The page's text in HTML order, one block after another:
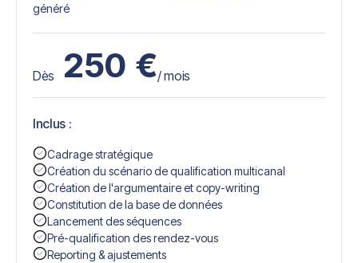
généré
Dès 250 €/ mois
Inclus :
Cadrage stratégique
Création du scénario de qualification multicanal
Création de l'argumentaire et copy-writing
Constitution de la base de données
Lancement des séquences
Pré-qualification des rendez-vous
Reporting & ajustements